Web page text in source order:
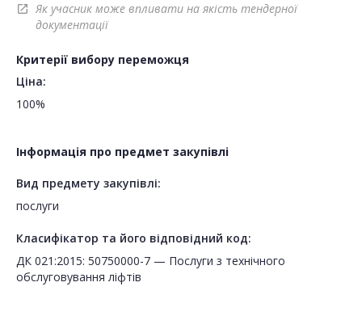
open_in_new
Як учасник може впливати на якість тендерної
документації
Критерії вибору переможця
Ціна:
100%
Інформація про предмет закупівлі
Вид предмету закупівлі:
послуги
Класифікатор та його відповідний код:
ДК 021:2015: 50750000-7 — Послуги з технічного
обслуговування ліфтів